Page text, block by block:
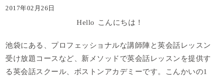
2017年02月26日
Hello こんにちは！
池袋にある、プロフェッショナルな講師陣と英会話レッスン
受け放題コースなど、新メソッドで英会話レッスンを提供す
る英会話スクール、ボストンアカデミーです。こんかいの1